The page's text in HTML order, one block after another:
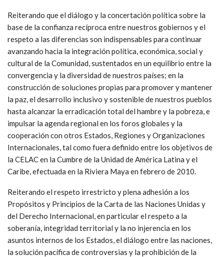
Reiterando que el diálogo y la concertación política sobre la
base de la confianza recíproca entre nuestros gobiernos y el
respeto a las diferencias son indispensables para continuar
avanzando hacia la integración política, económica, social y
cultural de la Comunidad, sustentados en un equilibrio entre la
convergencia y la diversidad de nuestros países; en la
construcción de soluciones propias para promover y mantener
la paz, el desarrollo inclusivo y sostenible de nuestros pueblos
hasta alcanzar la erradicación total del hambre y la pobreza, e
impulsar la agenda regional en los foros globales y la
cooperación con otros Estados, Regiones y Organizaciones
Internacionales, tal como fuera definido entre los objetivos de
la CELAC en la Cumbre de la Unidad de América Latina y el
Caribe, efectuada en la Riviera Maya en febrero de 2010.
Reiterando el respeto irrestricto y plena adhesión a los
Propósitos y Principios de la Carta de las Naciones Unidas y
del Derecho Internacional, en particular el respeto a la
soberanía, integridad territorial y la no injerencia en los
asuntos internos de los Estados, el diálogo entre las naciones,
la solución pacífica de controversias y la prohibición de la